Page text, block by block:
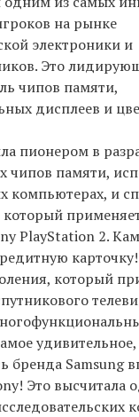
на рынке
электроники и
Это
чипов памяти,
дисплеев и
пионером в
чипов памяти,
компьютерах, и
PlayStation 2.
который
бренда Samsung
Это высчитала